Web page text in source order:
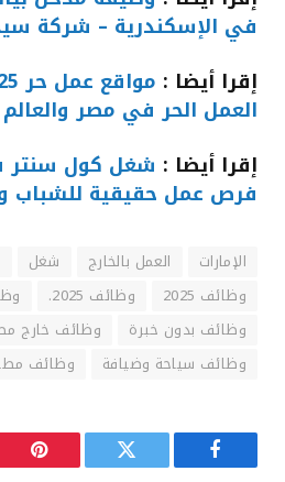
في الإسكندرية – شركة
إقرا أيضا :
العمل الحر في مصر والعالم
إقرا أيضا :
فرص عمل حقيقية للشباب
الإمارات العمل بالخارج شغل
وظائف 2025
وظائف 2025.
وظائف بدون خبرة
وظائف خارج
وظائف سياحة وضيافة
وظائف
فيسبوك تويتر